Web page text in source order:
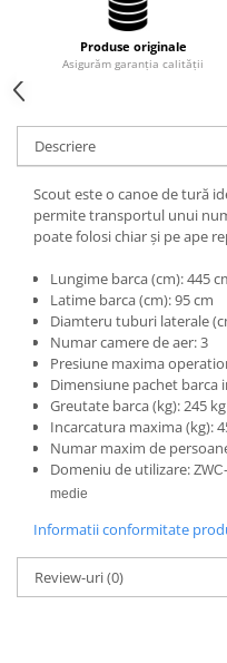
Căști de protecție
Siguranță, accesorii
Drybag - Saci impermeabili
Genți și portbagaje de
Produse originale
Asigurăm garanția calității
Descriere
Scout este o canoe de tură
permite transportul unui
poate folosi chiar și pe ape
Lungime barca (cm): 445
Latime barca (cm): 95 cm
Diamteru tuburi laterale
Numar camere de aer: 3
Presiune maxima
Dimensiune pachet barca
Greutate barca (kg): 245 kg
Incarcatura maxima (kg):
Numar maxim de
Domeniu de utilizare:
medie
Informatii conformitate
Review-uri(0)